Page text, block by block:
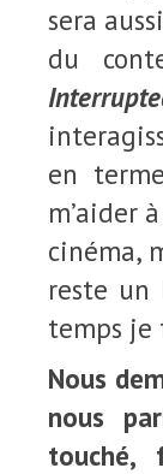
sera
du
en
m’aider
cinéma,
reste un
temps je
Nous
nous
touché,